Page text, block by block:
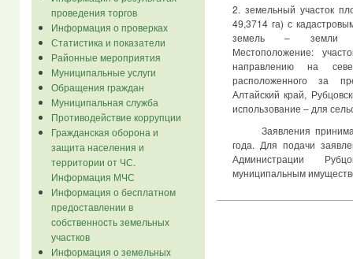
проведения торгов
Информация о проверках
Статистика и показатели
Районные мероприятия
Муниципальные услуги
Обращения граждан
Муниципальная служба
Противодействие коррупции
Гражданская оборона и
защита населения и
территории от ЧС.
Информация МЧС
Информация о бесплатном
предоставлении в
собственность земельных
участков
Информация о земельных
2. земельный участок
49,3714 га) с
земель – земли
Местоположение:
направлению на
расположенного за
Алтайский край,
использование – для
Заявления
года. Для подачи
Администрации
муниципальным